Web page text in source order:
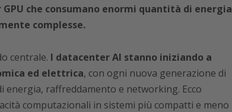
che consumano enormi quantità di energia
complesse.
centrale. I datacenter AI stanno iniziando a
ed elettrica, con ogni nuova generazione di
energia, raffreddamento e networking. Ecco
computazionali in sistemi più compatti e meno